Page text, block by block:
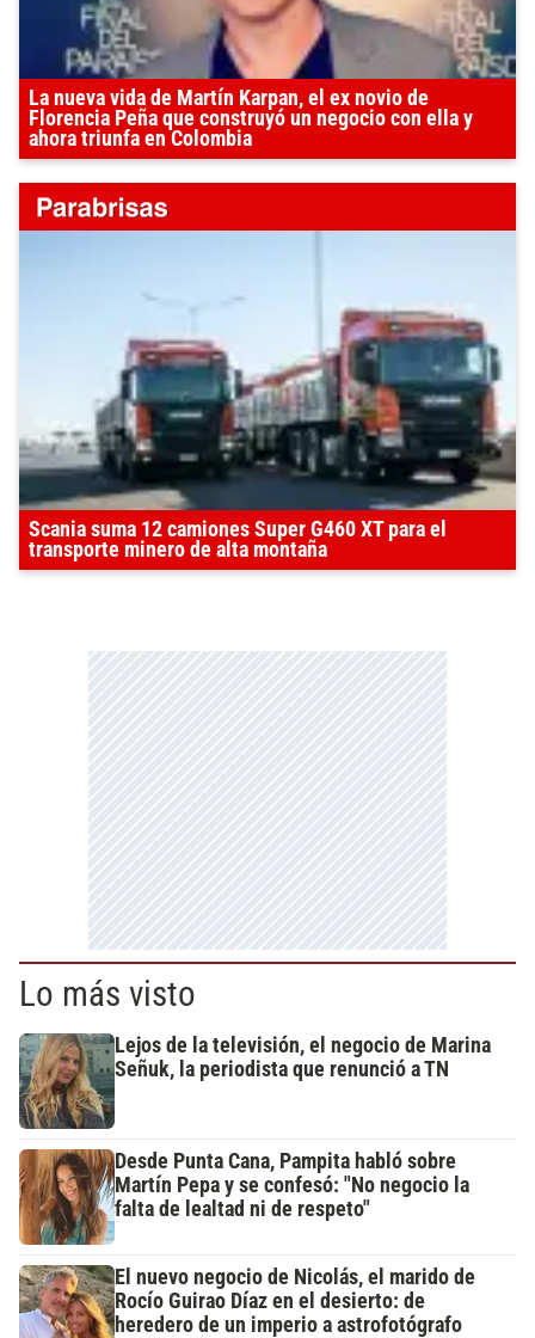
La nueva vida de Martín Karpan, el ex novio de
Florencia Peña que construyó un negocio con ella y
ahora triunfa en Colombia
Scania suma 12 camiones Super G460 XT para el
transporte minero de alta montaña
Lo más visto
Lejos de la televisión, el negocio de Marina
Señuk, la periodista que renunció a TN
Desde Punta Cana, Pampita habló sobre
Martín Pepa y se confesó: "No negocio la
falta de lealtad ni de respeto"
El nuevo negocio de Nicolás, el marido de
Rocío Guirao Díaz en el desierto: de
heredero de un imperio a astrofotógrafo